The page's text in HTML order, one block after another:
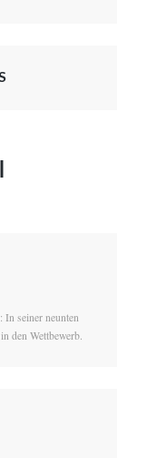
In seiner neunten
den Wettbewerb.